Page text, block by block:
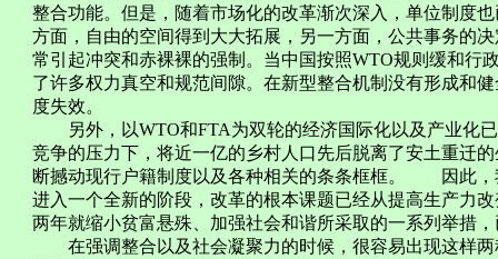
整合功能。但是，随着市场化的改革渐次深入，单位制度
方面，自由的空间得到大大拓展，另一方面，公共事务的
常引起冲突和赤裸裸的强制。当中国按照WTO规则缓和行
了许多权力真空和规范间隙。在新型整合机制没有形成和
度失效。
另外，以WTO和FTA为双轮的经济国际化以及产业化
竞争的压力下，将近一亿的乡村人口先后脱离了安土重迁
断撼动现行户籍制度以及各种相关的条条框框。 因此，
进入一个全新的阶段，改革的根本课题已经从提高生产力
两年就缩小贫富悬殊、加强社会和谐所采取的一系列举措
在强调整合以及社会凝聚力的时候，很容易出现这样两